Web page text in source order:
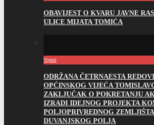
OBAVIJEST O KVARU JAVNE
ULICE MIJATA TOMIĆA
Vijesti
ODRŽANA ČETRNAESTA
OPĆINSKOG VIJEĆA
ZAKLJUČAK O POKRETANJU
IZRADI IDEJNOG PROJEKTA
POLJOPRIVREDNOG
DUVANJSKOG POLJA